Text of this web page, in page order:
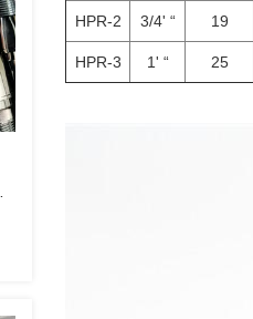
HPR-2 3/4' “ 19
HPR-3 1' “ 25